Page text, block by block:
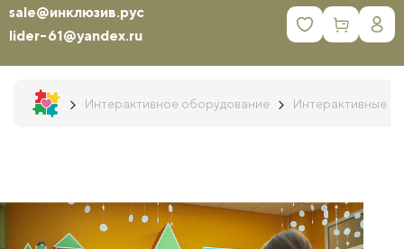
sale@инклюзив.рус
lider-61@yandex.ru
0
Интерактивное оборудование Интерактивные